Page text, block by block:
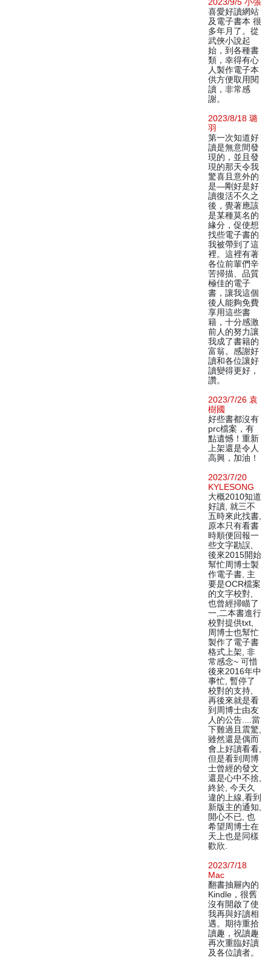
喜愛好讀網站
及電子書本 很
多年月了。從
武俠小說起
始，到各種書
類，幸得有心
人製作電子本
供方便取用閱
讀，非常感
謝。
2023/8/18 璐
羽
第一次知道好
讀是無意間發
現的，並且發
現的那天令我
驚喜且意外的
是—剛好是好
讀復活不久之
後，覺著應該
是某種莫名的
緣分，促使想
找些電子書的
我被帶到了這
裡。這裡有著
各位前輩們辛
苦掃描、品質
極佳的電子
書，讓我這個
後人能夠免費
享用這些書
籍，十分感激
前人的努力讓
我成了書籍的
富翁。感謝好
讀和各位讓好
讀變得更好，
讚。
2023/7/26 袁
樹國
好些書都沒有
prc檔案，有
點遺憾！重新
上架還是令人
高興，加油！
2023/7/20
KYLESONG
大概2010知道
好讀, 就三不
五時來此找書,
原本只有看書
時順便回報一
些文字勘誤,
後來2015開始
幫忙周博士製
作電子書, 主
要是OCR檔案
的文字校對,
也曾經掃瞄了
一,二本書進行
校對提供txt,
周博士也幫忙
製作了電子書
格式上架, 非
常感念~ 可惜
後來2016年中
事忙, 暫停了
校對的支持,
再後來就是看
到周博士由友
人的公告....當
下難過且震驚,
雖然還是偶而
會上好讀看看,
但是看到周博
士曾經的發文
還是心中不捨,
終於, 今天久
違的上線,看到
新版主的通知,
開心不已, 也
希望周博士在
天上也是同樣
歡欣.
2023/7/18
Mac
翻書抽屜內的
Kindle，很舊
沒有開啟了使
我再與好讀相
遇。期待重拾
讀趣，祝讀趣
再次重臨好讀
及各位讀者。